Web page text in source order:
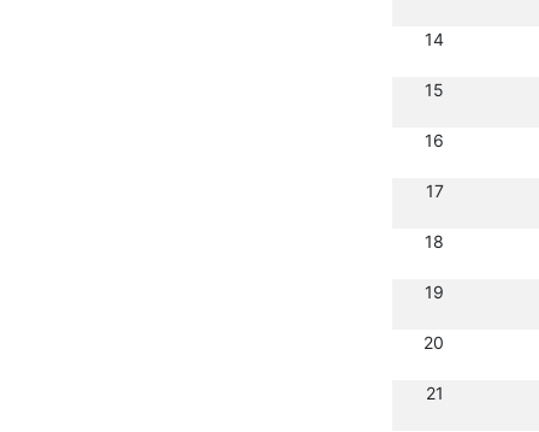
14
15
16
17
18
19
20
21